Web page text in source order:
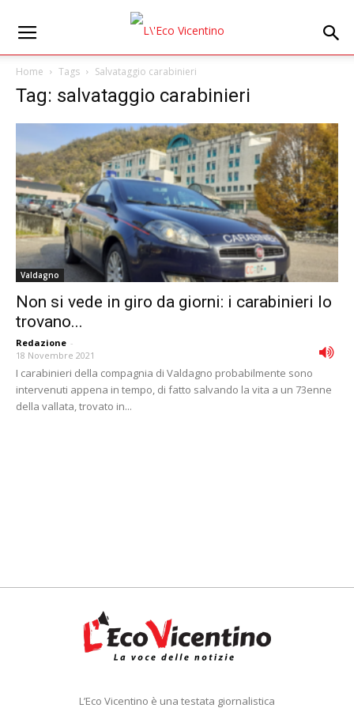
Home Tags Salvataggio carabinieri
Tag: salvataggio carabinieri
Valdagno
Non si vede in giro da giorni: i carabinieri lo
trovano...
Redazione -
18 Novembre 2021
I carabinieri della compagnia di Valdagno probabilmente sono
intervenuti appena in tempo, di fatto salvando la vita a un 73enne
della vallata, trovato in...
L’Eco Vicentino è una testata giornalistica